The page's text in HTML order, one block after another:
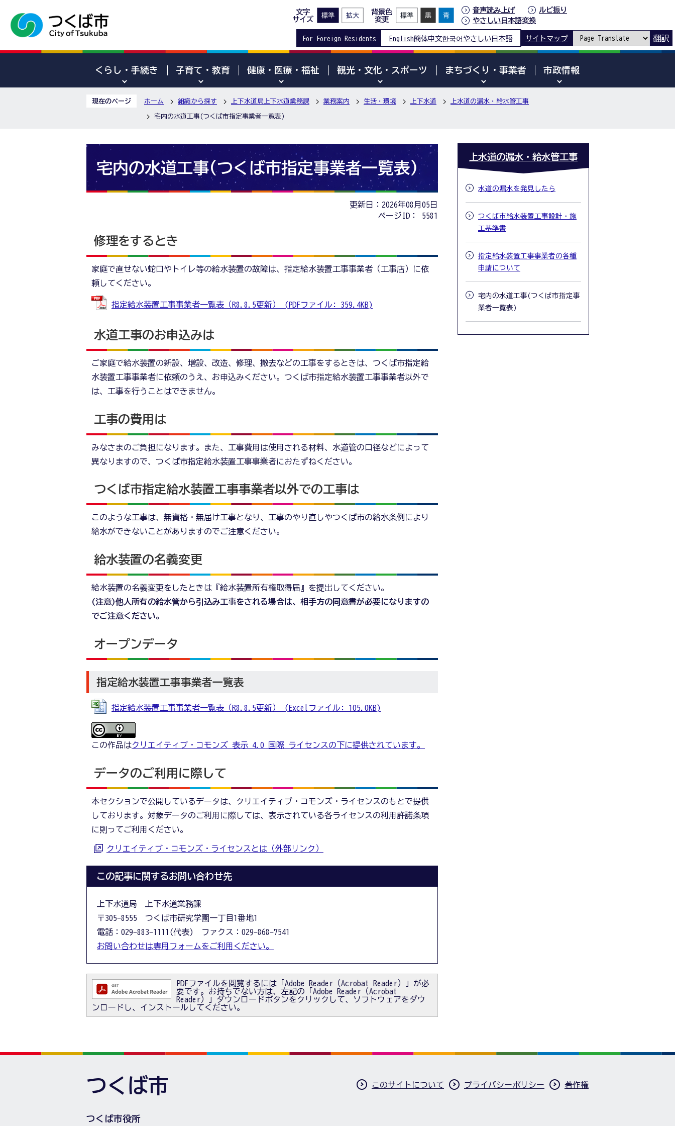
文字
サイズ
背景色
変更
音声読み上げ
ルビ振り
やさしい日本語変換
For Foreign Residents English簡体中文한국어 やさしい日本語 サイトマップ 翻訳
くらし・手続き 子育て・教育 健康・医療・福祉 観光・文化・スポーツ まちづくり・事業者 市政情報
現在のページ ホーム 組織から探す 上下水道局上下水道業務課 業務案内 生活・環境 上下水道 上水道の漏水・給水管工事
宅内の水道工事(つくば市指定事業者一覧表)
宅内の水道工事(つくば市指定事業者一覧表)
更新日：2026年08月05日
ページID：
5581
修理をするとき
家庭で直せない蛇口やトイレ等の給水装置の故障は、指定給水装置工事事業者（工事店）に依
頼してください。
指定給水装置工事事業者一覧表（R8.8.5更新） (PDFファイル: 359.4KB)
水道工事のお申込みは
ご家庭で給水装置の新設、増設、改造、修理、撤去などの工事をするときは、つくば市指定給
水装置工事事業者に依頼のうえ、お申込みください。つくば市指定給水装置工事事業者以外で
は、工事を行うことはできません。
工事の費用は
みなさまのご負担になります。また、工事費用は使用される材料、水道管の口径などによって
異なりますので、つくば市指定給水装置工事事業者におたずねください。
つくば市指定給水装置工事事業者以外での工事は
このような工事は、無資格・無届け工事となり、工事のやり直しやつくば市の給水条例により
給水ができないことがありますのでご注意ください。
給水装置の名義変更
給水装置の名義変更をしたときは『給水装置所有権取得届』を提出してください。
(注意)他人所有の給水管から引込み工事をされる場合は、相手方の同意書が必要になりますの
でご注意ください。
オープンデータ
指定給水装置工事事業者一覧表
指定給水装置工事事業者一覧表（R8.8.5更新） (Excelファイル: 105.0KB)
この作品はクリエイティブ・コモンズ 表示 4.0 国際 ライセンスの下に提供されています。
データのご利用に際して
本セクションで公開しているデータは、クリエイティブ・コモンズ・ライセンスのもとで提供
しております。対象データのご利用に際しては、表示されている各ライセンスの利用許諾条項
に則ってご利用ください。
クリエイティブ・コモンズ・ライセンスとは（外部リンク）
この記事に関するお問い合わせ先
上下水道局 上下水道業務課
〒305-8555 つくば市研究学園一丁目1番地1
電話：029-883-1111(代表) ファクス：029-868-7541
お問い合わせは専用フォームをご利用ください。
PDFファイルを閲覧するには「Adobe Reader（Acrobat Reader）」が必
要です。お持ちでない方は、左記の「Adobe Reader（Acrobat
Reader）」ダウンロードボタンをクリックして、ソフトウェアをダウ
ンロードし、インストールしてください。
上水道の漏水・給水管工事
水道の漏水を発見したら
つくば市給水装置工事設計・施
工基準書
指定給水装置工事事業者の各種
申請について
宅内の水道工事(つくば市指定事
業者一覧表)
つくば市 このサイトについて プライバシーポリシー 著作権
つくば市役所